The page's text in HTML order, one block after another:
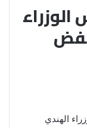
الهندي